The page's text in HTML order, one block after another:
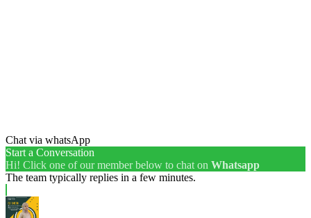
Chat via whatsApp
Start a Conversation
Hi! Click one of our member below to chat on Whatsapp
The team typically replies in a few minutes.